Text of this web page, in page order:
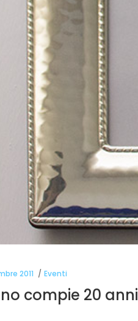
2011 Eventi
compie 20 anni